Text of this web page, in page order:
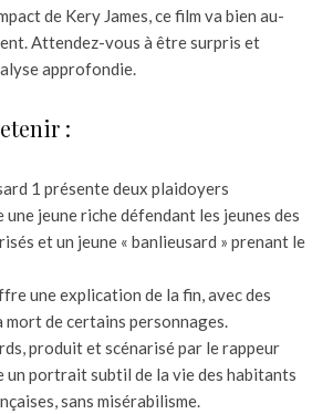
de Kery James, ce film va bien au-
Attendez-vous à être surpris et
approfondie.
:
1 présente deux plaidoyers
jeune riche défendant les jeunes des
et un jeune « banlieusard » prenant le
une explication de la fin, avec des
de certains personnages.
produit et scénarisé par le rappeur
un portrait subtil de la vie des habitants
sans misérabilisme.